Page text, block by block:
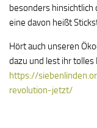
besonders hinsichtlich
eine davon heißt
Hört auch unseren
dazu und lest ihr tolles
https://
revolution-jetzt/